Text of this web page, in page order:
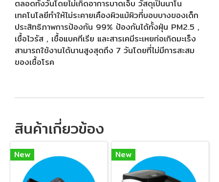
ตลอดทั้งวันโดยไม่เกิดอาการบาดเจ็บ วัสดุเป็นนาโน
เทคโนโลยีทำให้ไม่ระคายเคืองผิวแม้ผิวที่บอบบางของเด็ก
ประสิทธิภาพการป้องกัน 99% ป้องกันได้ทั้งฝุ่น PM2.5 ,
เชื้อไวรัส , เชื้อแบคทีเรีย และสารเคมีระเหยก่อเกิดมะเร็ง
สามารถใช้งานได้นานสูงสุดถึง 7 วันโดยที่ไม่มีการสะสม
ของเชื้อโรค
สินค้าเกี่ยวข้อง
New New